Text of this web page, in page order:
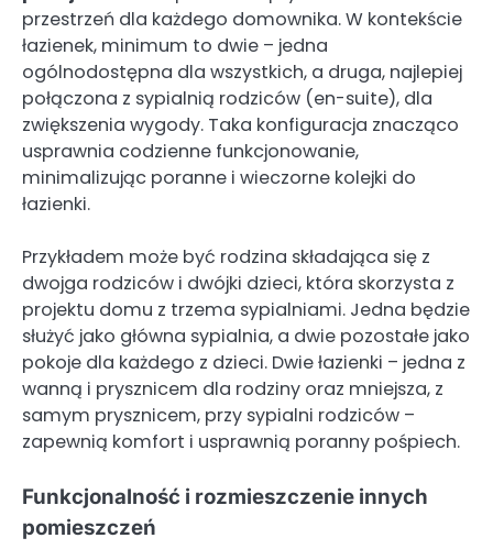
przestrzeń dla każdego domownika. W kontekście
łazienek, minimum to dwie – jedna
ogólnodostępna dla wszystkich, a druga, najlepiej
połączona z sypialnią rodziców (en-suite), dla
zwiększenia wygody. Taka konfiguracja znacząco
usprawnia codzienne funkcjonowanie,
minimalizując poranne i wieczorne kolejki do
łazienki.
Przykładem może być rodzina składająca się z
dwojga rodziców i dwójki dzieci, która skorzysta z
projektu domu z trzema sypialniami. Jedna będzie
służyć jako główna sypialnia, a dwie pozostałe jako
pokoje dla każdego z dzieci. Dwie łazienki – jedna z
wanną i prysznicem dla rodziny oraz mniejsza, z
samym prysznicem, przy sypialni rodziców –
zapewnią komfort i usprawnią poranny pośpiech.
Funkcjonalność i rozmieszczenie innych
pomieszczeń